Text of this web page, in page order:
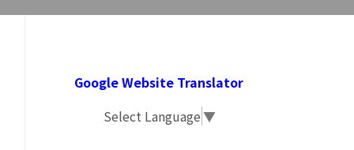
Google Website Translator
Select Language▼